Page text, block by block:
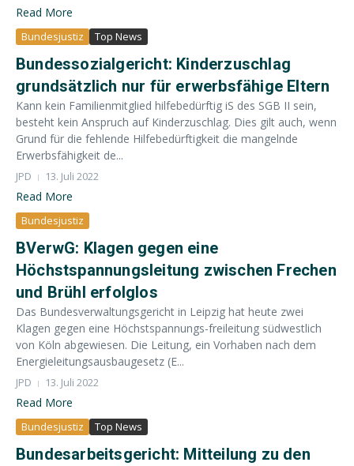
Read More
Bundesjustiz Top News
Bundessozialgericht: Kinderzuschlag
grundsätzlich nur für erwerbsfähige Eltern
Kann kein Familienmitglied hilfebedürftig iS des SGB II sein,
besteht kein Anspruch auf Kinderzuschlag. Dies gilt auch, wenn
Grund für die fehlende Hilfebedürftigkeit die mangelnde
Erwerbsfähigkeit de...
JPD 13. Juli 2022
Read More
Bundesjustiz
BVerwG: Klagen gegen eine
Höchstspannungsleitung zwischen Frechen
und Brühl erfolglos
Das Bundesverwaltungsgericht in Leipzig hat heute zwei
Klagen gegen eine Höchstspan­nungs-freileitung südwestlich
von Köln abgewiesen. Die Leitung, ein Vorhaben nach dem
Energieleitungsausbaugesetz (E...
JPD 13. Juli 2022
Read More
Bundesjustiz Top News
Bundesarbeitsgericht: Mitteilung zu den